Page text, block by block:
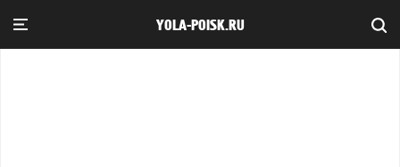
YOLA-POISK.RU